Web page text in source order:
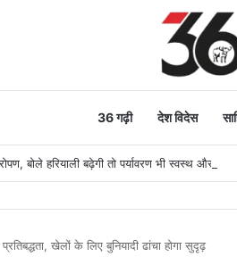
36 गढ़ी देश विदेस
बोले हरियाली बढ़ेगी तो पर्यावरण भी स्वस्थ और सुंदर
खेलों के लिए बुनियादी ढांचा होगा सुदृढ़